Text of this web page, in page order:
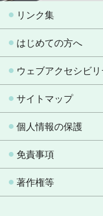
リンク集
はじめての方へ
ウェブアクセシビリ
サイトマップ
個人情報の保護
免責事項
著作権等